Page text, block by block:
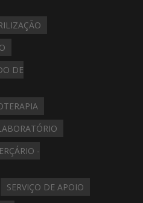
DE
-
SERVIÇO DE APOIO